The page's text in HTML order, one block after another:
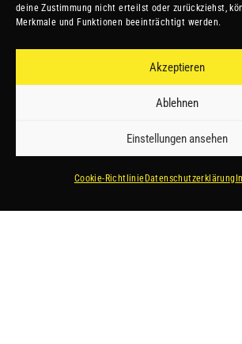
deine Zustimmung nicht erteilst oder zurückziehst,
Merkmale und Funktionen beeinträchtigt werden.
Akzeptieren
Ablehnen
Einstellungen ansehen
Cookie-Richtlinie Datenschutzerklärung
SEI EIN CELTIC
Datenschutz